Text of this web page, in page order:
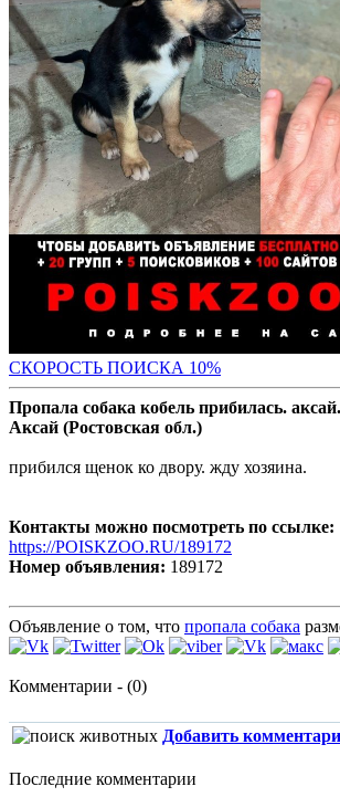
СКОРОСТЬ ПОИСКА 10%
Пропала собака кобель прибилась.
Аксай (Ростовская обл.)
прибился щенок ко двору. жду хозяина.
Контакты можно посмотреть по ссылке:
https://POISKZOO.RU/189172
Номер объявления: 189172
Объявление о том, что пропала собака
Комментарии - (0)
Добавить
Последние комментарии